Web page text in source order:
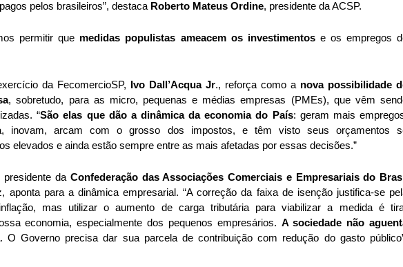
pelos brasileiros”, destaca Roberto Mateus Ordine, presidente da ACSP.
permitir que medidas populistas ameacem os investimentos e os empregos
da FecomercioSP, Ivo Dall’Acqua Jr., reforça como a nova possibilidade
, sobretudo, para as micro, pequenas e médias empresas (PMEs), que vêm
“São elas que dão a dinâmica da economia do País: geram mais
inovam, arcam com o grosso dos impostos, e têm visto seus orçamentos
elevados e ainda estão sempre entre as mais afetadas por essas decisões.”
presidente da Confederação das Associações Comerciais e Empresariais do
aponta para a dinâmica empresarial. “A correção da faixa de isenção justifica-se
mas utilizar o aumento de carga tributária para viabilizar a medida é
economia, especialmente dos pequenos empresários. A sociedade não
. O Governo precisa dar sua parcela de contribuição com redução do gasto